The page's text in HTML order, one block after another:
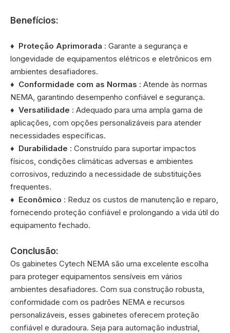
Benefícios:
♦ Proteção Aprimorada : Garante a segurança e
longevidade de equipamentos elétricos e eletrônicos em
ambientes desafiadores.
♦ Conformidade com as Normas : Atende às normas
NEMA, garantindo desempenho confiável e segurança.
♦ Versatilidade : Adequado para uma ampla gama de
aplicações, com opções personalizáveis ​​para atender
necessidades específicas.
♦ Durabilidade : Construído para suportar impactos
físicos, condições climáticas adversas e ambientes
corrosivos, reduzindo a necessidade de substituições
frequentes.
♦ Econômico : Reduz os custos de manutenção e reparo,
fornecendo proteção confiável e prolongando a vida útil do
equipamento fechado.
Conclusão:
Os gabinetes Cytech NEMA são uma excelente escolha
para proteger equipamentos sensíveis em vários
ambientes desafiadores. Com sua construção robusta,
conformidade com os padrões NEMA e recursos
personalizáveis, esses gabinetes oferecem proteção
confiável e duradoura. Seja para automação industrial,